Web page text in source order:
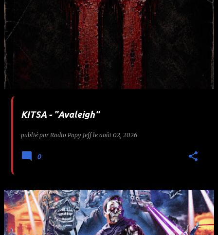
KITSA - "Avaleigh"
publié par Radio Papy Jeff le août 02, 2026
0